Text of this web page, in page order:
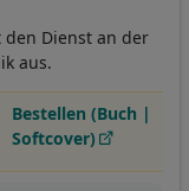
Dienst an der
aus.
Bestellen (Buch |
Softcover)